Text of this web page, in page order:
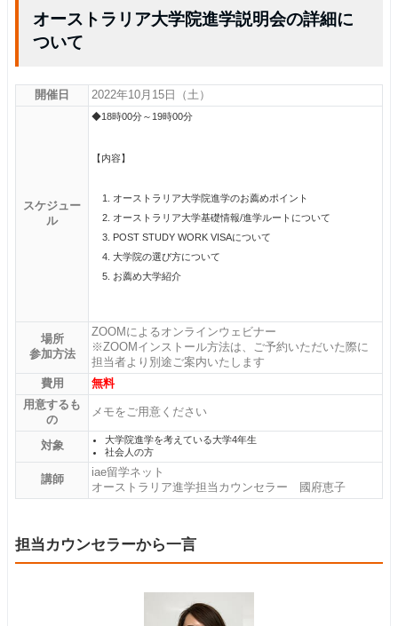
オーストラリア大学院進学説明会の詳細に
ついて
開催日 2022年10月15日（土）
スケジュー
ル
◆18時00分～19時00分
【内容】
オーストラリア大学院進学のお薦めポイント
オーストラリア大学基礎情報/進学ルートについて
POST STUDY WORK VISAについて
大学院の選び方について
お薦め大学紹介
場所
参加方法
ZOOMによるオンラインウェビナー
※ZOOMインストール方法は、ご予約いただいた際に
担当者より別途ご案内いたします
費用
無料
用意するも
の
メモをご用意ください
対象
大学院進学を考えている大学4年生
社会人の方
講師
iae留学ネット
オーストラリア進学担当カウンセラー 國府恵子
担当カウンセラーから一言